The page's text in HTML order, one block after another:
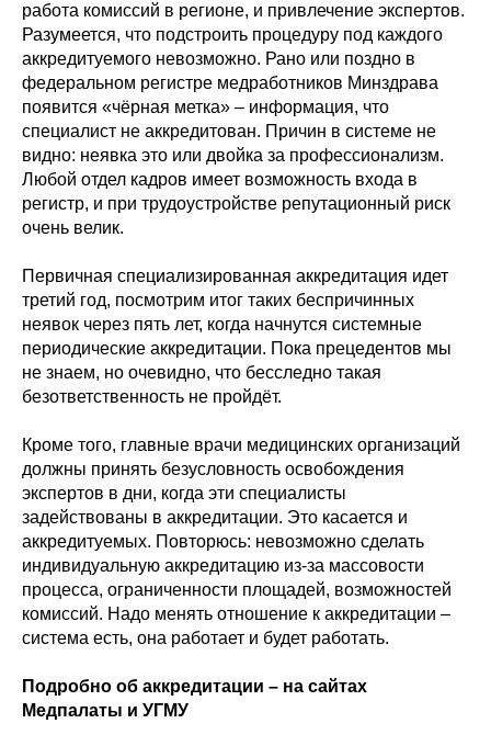
работа комиссий в регионе, и привлечение экспертов.
Разумеется, что подстроить процедуру под каждого
аккредитуемого невозможно. Рано или поздно в
федеральном регистре медработников Минздрава
появится «чёрная метка» – информация, что
специалист не аккредитован. Причин в системе не
видно: неявка это или двойка за профессионализм.
Любой отдел кадров имеет возможность входа в
регистр, и при трудоустройстве репутационный риск
очень велик.
Первичная специализированная аккредитация идет
третий год, посмотрим итог таких беспричинных
неявок через пять лет, когда начнутся системные
периодические аккредитации. Пока прецедентов мы
не знаем, но очевидно, что бесследно такая
безответственность не пройдёт.
Кроме того, главные врачи медицинских организаций
должны принять безусловность освобождения
экспертов в дни, когда эти специалисты
задействованы в аккредитации. Это касается и
аккредитуемых. Повторюсь: невозможно сделать
индивидуальную аккредитацию из-за массовости
процесса, ограниченности площадей, возможностей
комиссий. Надо менять отношение к аккредитации –
система есть, она работает и будет работать.
Подробно об аккредитации – на сайтах
Медпалаты и УГМУ